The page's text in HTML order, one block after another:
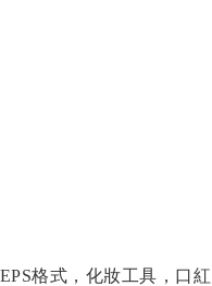
EPS格式，化妝工具，口